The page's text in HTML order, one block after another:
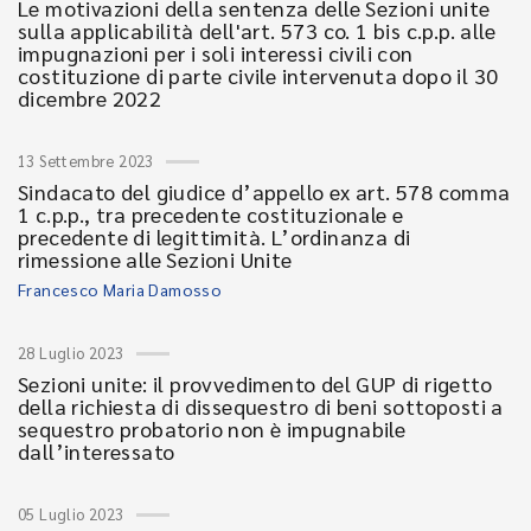
Le motivazioni della sentenza delle Sezioni unite
sulla applicabilità dell'art. 573 co. 1 bis c.p.p. alle
impugnazioni per i soli interessi civili con
costituzione di parte civile intervenuta dopo il 30
dicembre 2022
13 Settembre 2023
Sindacato del giudice d’appello ex art. 578 comma
1 c.p.p., tra precedente costituzionale e
precedente di legittimità. L’ordinanza di
rimessione alle Sezioni Unite
Francesco Maria Damosso
28 Luglio 2023
Sezioni unite: il provvedimento del GUP di rigetto
della richiesta di dissequestro di beni sottoposti a
sequestro probatorio non è impugnabile
dall’interessato
05 Luglio 2023